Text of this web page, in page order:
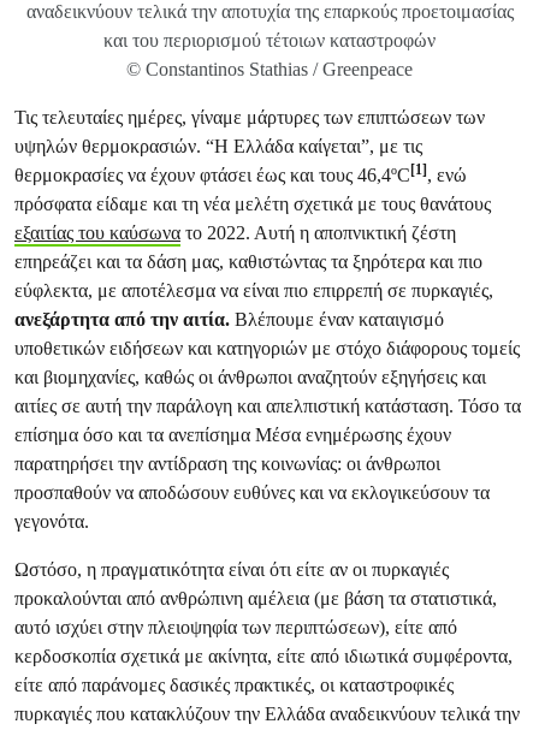
αναδεικνύουν τελικά την αποτυχία της επαρκούς προετοιμασίας
και του περιορισμού τέτοιων καταστροφών
© Constantinos Stathias / Greenpeace
Τις τελευταίες ημέρες, γίναμε μάρτυρες των επιπτώσεων των
υψηλών θερμοκρασιών. “Η Ελλάδα καίγεται”, με τις
θερμοκρασίες να έχουν φτάσει έως και τους 46,4ºC[1], ενώ
πρόσφατα είδαμε και τη νέα μελέτη σχετικά με τους θανάτους
εξαιτίας του καύσωνα το 2022. Αυτή η αποπνικτική ζέστη
επηρεάζει και τα δάση μας, καθιστώντας τα ξηρότερα και πιο
εύφλεκτα, με αποτέλεσμα να είναι πιο επιρρεπή σε πυρκαγιές,
ανεξάρτητα από την αιτία. Βλέπουμε έναν καταιγισμό
υποθετικών ειδήσεων και κατηγοριών με στόχο διάφορους τομείς
και βιομηχανίες, καθώς οι άνθρωποι αναζητούν εξηγήσεις και
αιτίες σε αυτή την παράλογη και απελπιστική κατάσταση. Τόσο τα
επίσημα όσο και τα ανεπίσημα Μέσα ενημέρωσης έχουν
παρατηρήσει την αντίδραση της κοινωνίας: οι άνθρωποι
προσπαθούν να αποδώσουν ευθύνες και να εκλογικεύσουν τα
γεγονότα.
Ωστόσο, η πραγματικότητα είναι ότι είτε αν οι πυρκαγιές
προκαλούνται από ανθρώπινη αμέλεια (με βάση τα στατιστικά,
αυτό ισχύει στην πλειοψηφία των περιπτώσεων), είτε από
κερδοσκοπία σχετικά με ακίνητα, είτε από ιδιωτικά συμφέροντα,
είτε από παράνομες δασικές πρακτικές, οι καταστροφικές
πυρκαγιές που κατακλύζουν την Ελλάδα αναδεικνύουν τελικά την